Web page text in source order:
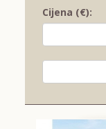
Cijena (€):